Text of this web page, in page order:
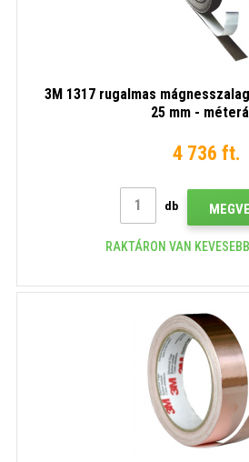
3M 1317 rugalmas
25 mm -
4 736 ft.
db
RAKTÁRON VAN